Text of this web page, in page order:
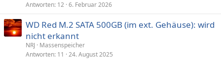
Antworten 12 6. Februar 2026
WD Red M.2 SATA 500GB (im ext. Gehäuse): wird
nicht erkannt
NRJ
Massenspeicher
Antworten 11 24. August 2025